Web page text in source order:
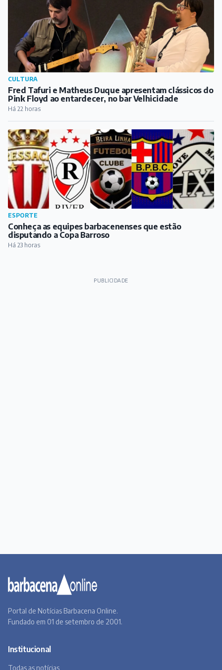
CULTURA
Fred Tafuri e Matheus Duque apresentam clássicos do
Pink Floyd ao entardecer, no bar Velhicidade
Há 22 horas
ESPORTE
Conheça as equipes barbacenenses que estão
disputando a Copa Barroso
Há 23 horas
PUBLICIDADE
Portal de Notícias Barbacena Online.
Fundado em 01 de setembro de 2001.
Institucional
Todas as notícias